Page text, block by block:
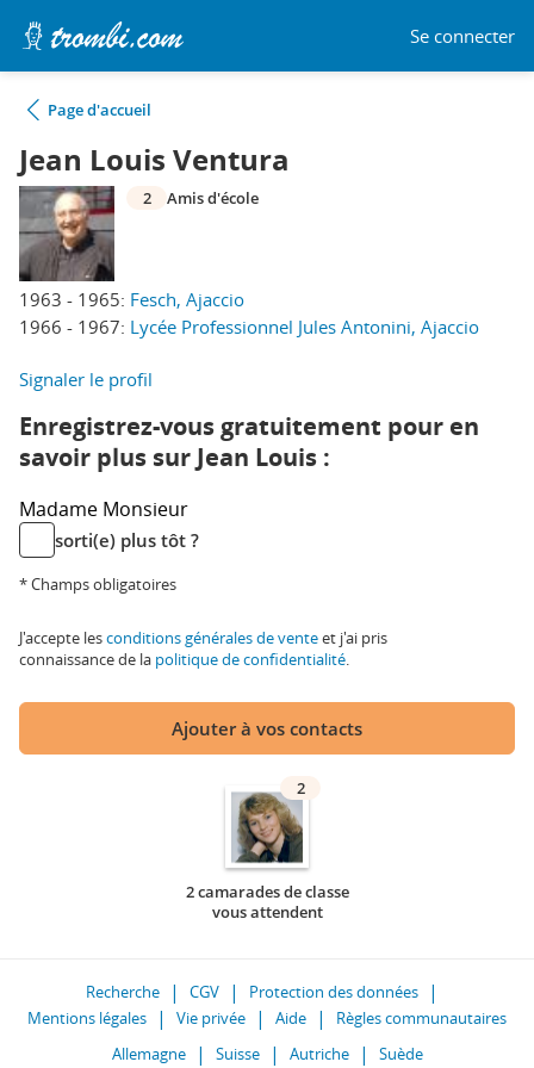
Se connecter
Page d'accueil
Jean Louis Ventura
1963 - 1965: Fesch, Ajaccio
1966 - 1967: Lycée Professionnel Jules Antonini, Ajaccio
2 Amis d'école
Signaler le profil
Enregistrez-vous gratuitement pour en
savoir plus sur Jean Louis :
Madame Monsieur
sorti(e) plus tôt ?
* Champs obligatoires
J'accepte lesconditions générales de venteet j'ai pris
connaissance de la politique de confidentialité.
Ajouter à vos contacts
2
2 camarades de classe
vous attendent
Recherche CGV
Protection des données
Mentions légales
Vie privée Aide
Règles communautaires
Allemagne
Suisse Autriche Suède